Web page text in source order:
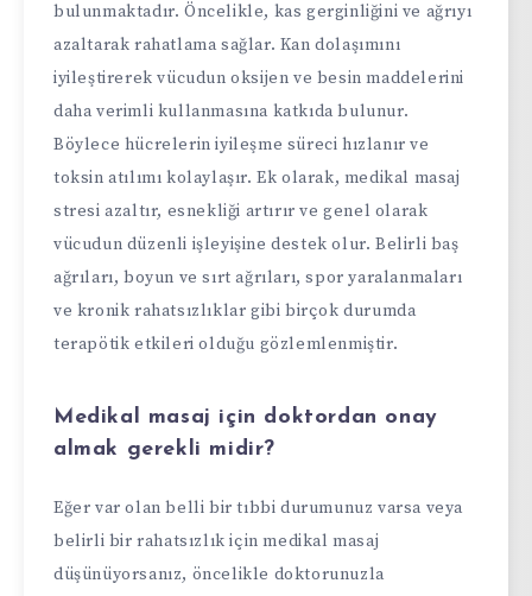
bulunmaktadır. Öncelikle, kas gerginliğini ve ağrıyı
azaltarak rahatlama sağlar. Kan dolaşımını
iyileştirerek vücudun oksijen ve besin maddelerini
daha verimli kullanmasına katkıda bulunur.
Böylece hücrelerin iyileşme süreci hızlanır ve
toksin atılımı kolaylaşır. Ek olarak, medikal masaj
stresi azaltır, esnekliği artırır ve genel olarak
vücudun düzenli işleyişine destek olur. Belirli baş
ağrıları, boyun ve sırt ağrıları, spor yaralanmaları
ve kronik rahatsızlıklar gibi birçok durumda
terapötik etkileri olduğu gözlemlenmiştir.
Medikal masaj için doktordan onay
almak gerekli midir?
Eğer var olan belli bir tıbbi durumunuz varsa veya
belirli bir rahatsızlık için medikal masaj
düşünüyorsanız, öncelikle doktorunuzla